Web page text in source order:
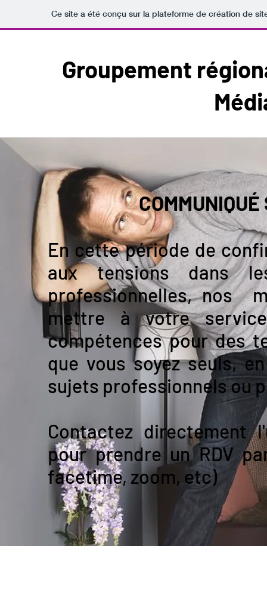
Ce site a été conçu sur la plateforme de création de
Groupement
COMMUNIQUÉ
En cette période de
aux tensions dans
professionnelles, nos
mettre à votre
compétences pour des
que vous soyez seuls,
sujets professionnels ou
Contactez directement
pour prendre un RDV
facetime, zoom, etc)